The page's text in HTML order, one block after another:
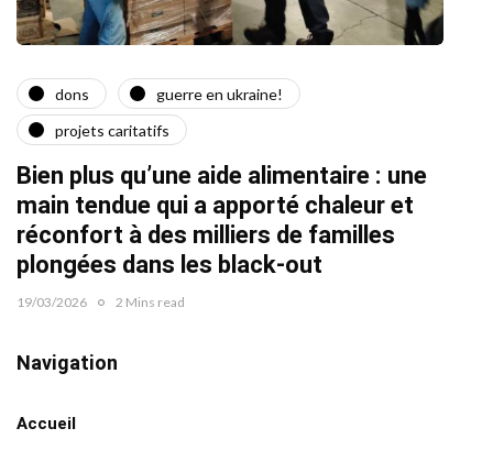
dons
guerre en ukraine!
projets caritatifs
Bien plus qu’une aide alimentaire : une
main tendue qui a apporté chaleur et
réconfort à des milliers de familles
plongées dans les black-out
19/03/2026 2 Mins read
Navigation
Accueil